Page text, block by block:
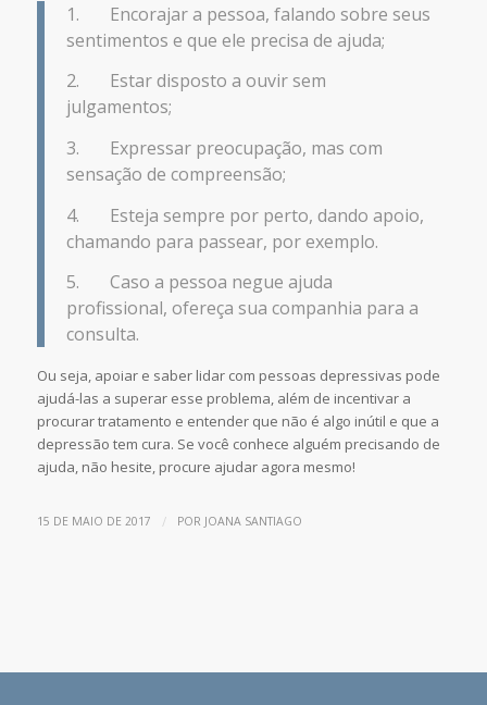
1. Encorajar a pessoa, falando sobre seus
sentimentos e que ele precisa de ajuda;
2. Estar disposto a ouvir sem
julgamentos;
3. Expressar preocupação, mas com
sensação de compreensão;
4. Esteja sempre por perto, dando apoio,
chamando para passear, por exemplo.
5. Caso a pessoa negue ajuda
profissional, ofereça sua companhia para a
consulta.
Ou seja, apoiar e saber lidar com pessoas depressivas pode
ajudá-las a superar esse problema, além de incentivar a
procurar tratamento e entender que não é algo inútil e que a
depressão tem cura. Se você conhece alguém precisando de
ajuda, não hesite, procure ajudar agora mesmo!
15 DE MAIO DE 2017 / POR JOANA SANTIAGO